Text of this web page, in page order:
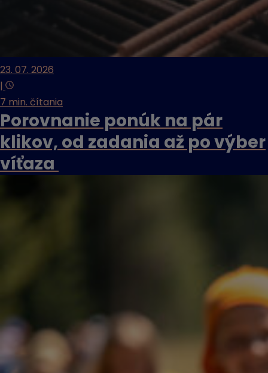
23. 07. 2026
|
7 min. čítania
Porovnanie ponúk na pár
klikov, od zadania až po výber
víťaza